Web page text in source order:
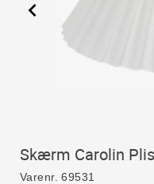
Skærm Carolin
Varenr. 69531